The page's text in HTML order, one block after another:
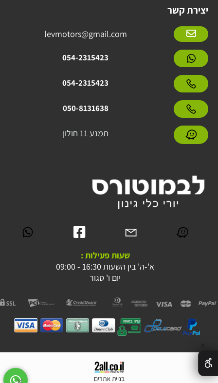
יצירת קשר
levmotors@gmail.com
054-2315423
054-2315423
050-8131638
תמנע 11 חולון
שעות פעילות :
א'-ה' בין השעות 16:30 - 09:00
יום ו' סגור
בניית אתרים